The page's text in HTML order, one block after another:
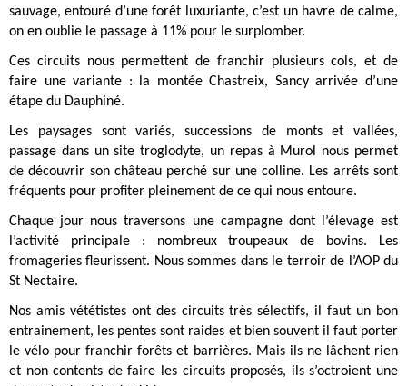
sauvage, entouré d’une forêt luxuriante, c’est un havre de calme,
on en oublie le passage à 11% pour le surplomber.
Ces circuits nous permettent de franchir plusieurs cols, et de
faire une variante : la montée Chastreix, Sancy arrivée d’une
étape du Dauphiné.
Les paysages sont variés, successions de monts et vallées,
passage dans un site troglodyte, un repas à Murol nous permet
de découvrir son château perché sur une colline. Les arrêts sont
fréquents pour profiter pleinement de ce qui nous entoure.
Chaque jour nous traversons une campagne dont l’élevage est
l’activité principale : nombreux troupeaux de bovins. Les
fromageries fleurissent. Nous sommes dans le terroir de l’AOP du
St Nectaire.
Nos amis vététistes ont des circuits très sélectifs, il faut un bon
entrainement, les pentes sont raides et bien souvent il faut porter
le vélo pour franchir forêts et barrières. Mais ils ne lâchent rien
et non contents de faire les circuits proposés, ils s’octroient une